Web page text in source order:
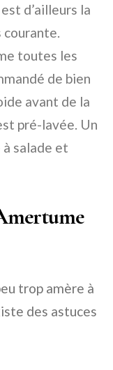
d’ailleurs la
courante.
toutes les
de bien
avant de la
pré-lavée. Un
salade et
trop amère à
des astuces